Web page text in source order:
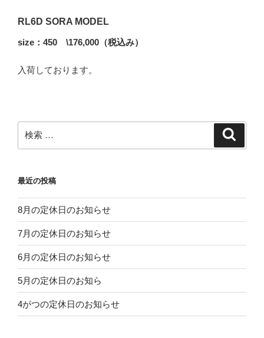
RL6D SORA MODEL
size：450 \176,000（税込み）
入荷しております。
検
索:
最近の投稿
8月の定休日のお知らせ
7月の定休日のお知らせ
6月の定休日のお知らせ
5月の定休日のお知ら
4がつの定休日のお知らせ